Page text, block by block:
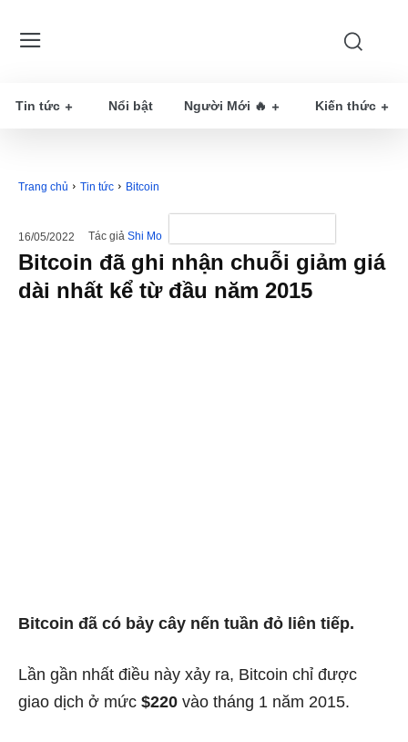
Tin tức Nổi bật Người Mới 🔥 Kiến thức
Trang chủ Tin tức Bitcoin
16/05/2022 Tác giả Shi Mo
Bitcoin đã ghi nhận chuỗi giảm giá
dài nhất kể từ đầu năm 2015
Bitcoin đã có bảy cây nến tuần đỏ liên tiếp.
Lần gần nhất điều này xảy ra, Bitcoin chỉ được
giao dịch ở mức $220 vào tháng 1 năm 2015.